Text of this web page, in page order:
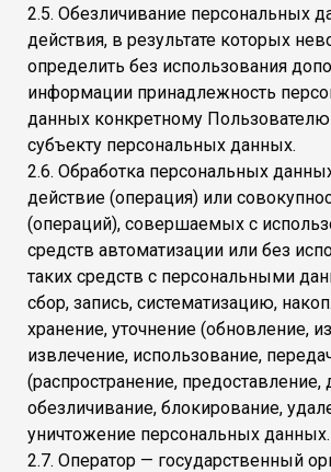
2.5. Обезличивание персональных
действия, в результате которых
определить без использования
информации принадлежность
данных конкретному
субъекту персональных данных.
2.6. Обработка персональных
действие (операция) или
(операций), совершаемых с
средств автоматизации или без
таких средств с персональными
сбор, запись, систематизацию,
хранение, уточнение (обновление,
извлечение, использование,
(распространение, предоставление,
обезличивание, блокирование,
уничтожение персональных данных.
2.7. Оператор — государственный